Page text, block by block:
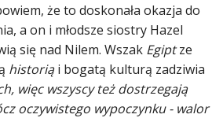
że to doskonała okazja do
a on i młodsze siostry Hazel
się nad Nilem. Wszak Egiptze
historiąi bogatą kulturą zadziwia
więc wszyscy też dostrzegają
oczywistego wypoczynku - walor